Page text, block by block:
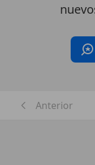
Anterior